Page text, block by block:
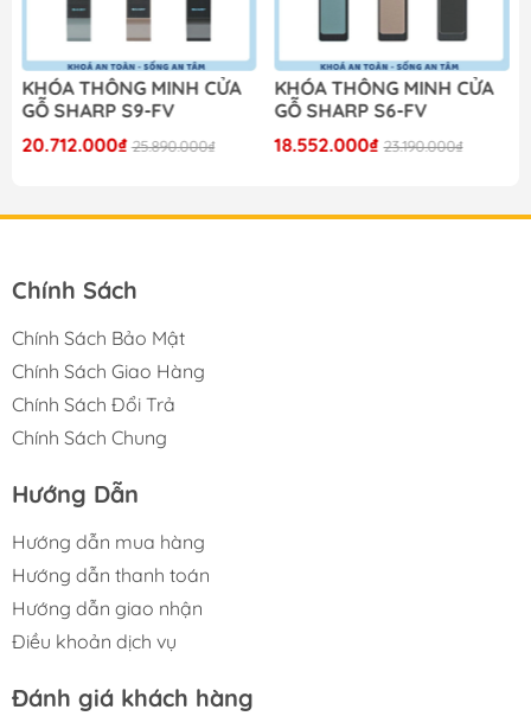
KHÓA THÔNG MINH CỬA
GỖ SHARP S9-FV
20.712.000₫ 25.890.000₫
KHÓA THÔNG MINH CỬA
GỖ SHARP S6-FV
18.552.000₫ 23.190.000₫
Chính Sách
Chính Sách Bảo Mật
Chính Sách Giao Hàng
Chính Sách Đổi Trả
Chính Sách Chung
Hướng Dẫn
Hướng dẫn mua hàng
Hướng dẫn thanh toán
Hướng dẫn giao nhận
Điều khoản dịch vụ
Đánh giá khách hàng